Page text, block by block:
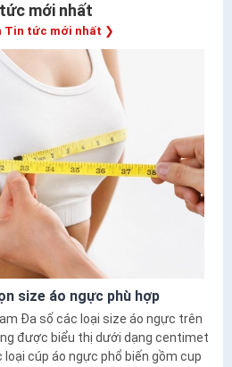
mới nhất
Tin tức mới nhất ❯
size áo ngực phù hợp
Đa số các loại size áo ngực trên
được biểu thị dưới dạng centimet
loại cúp áo ngực phổ biến gồm cup